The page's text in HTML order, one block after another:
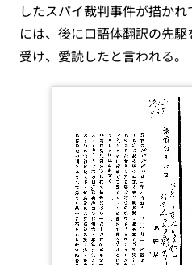
したスパイ裁判事件が描か
には、後に口語体翻訳の先
受け、愛読したと言われる。